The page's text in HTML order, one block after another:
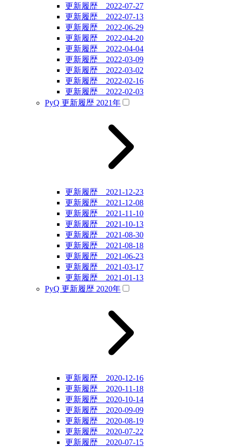
更新履歴 2022-07-27
更新履歴 2022-07-13
更新履歴 2022-06-29
更新履歴 2022-04-20
更新履歴 2022-04-04
更新履歴 2022-03-09
更新履歴 2022-03-02
更新履歴 2022-02-16
更新履歴 2022-02-03
PyQ 更新履歴 2021年
更新履歴 2021-12-23
更新履歴 2021-12-08
更新履歴 2021-11-10
更新履歴 2021-10-13
更新履歴 2021-08-30
更新履歴 2021-08-18
更新履歴 2021-06-23
更新履歴 2021-03-17
更新履歴 2021-01-13
PyQ 更新履歴 2020年
更新履歴 2020-12-16
更新履歴 2020-11-18
更新履歴 2020-10-14
更新履歴 2020-09-09
更新履歴 2020-08-19
更新履歴 2020-07-22
更新履歴 2020-07-15